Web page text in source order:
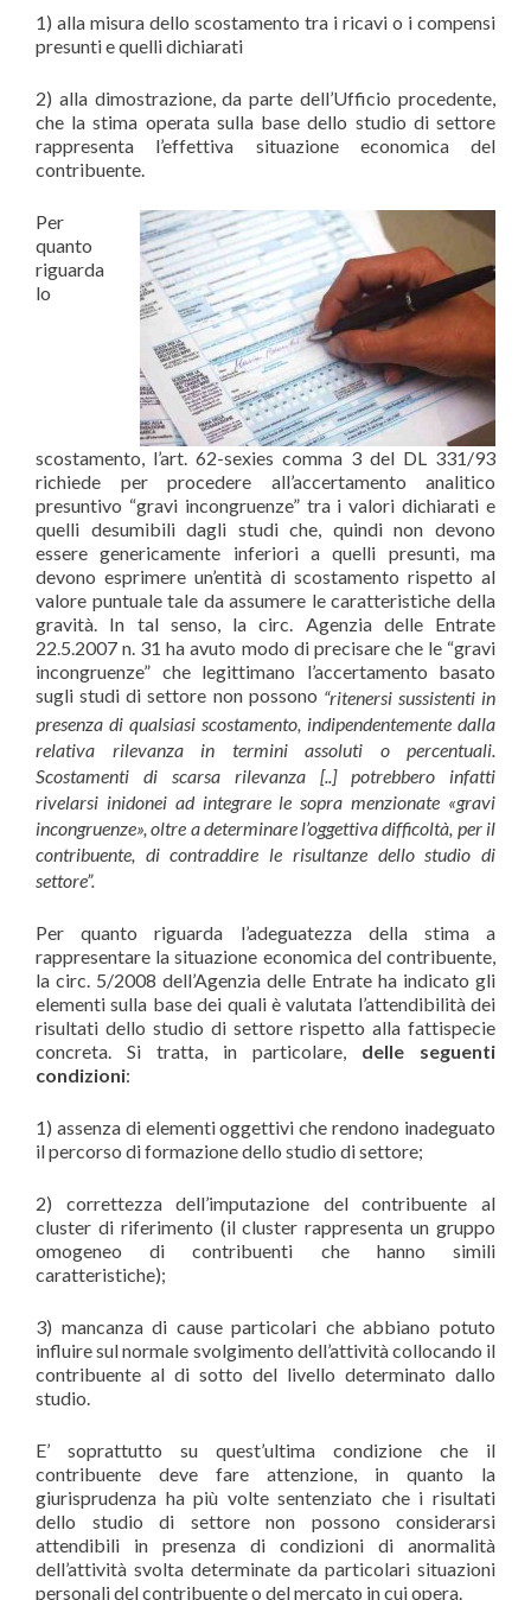
1) alla misura dello scostamento tra i ricavi o i compensi
presunti e quelli dichiarati
2) alla dimostrazione, da parte dell’Ufficio procedente,
che la stima operata sulla base dello studio di settore
rappresenta l’effettiva situazione economica del
contribuente.
Per
quanto
riguarda
lo
scostamento, l’art. 62-sexies comma 3 del DL 331/93
richiede per procedere all’accertamento analitico
presuntivo “gravi incongruenze” tra i valori dichiarati e
quelli desumibili dagli studi che, quindi non devono
essere genericamente inferiori a quelli presunti, ma
devono esprimere un’entità di scostamento rispetto al
valore puntuale tale da assumere le caratteristiche della
gravità. In tal senso, la circ. Agenzia delle Entrate
22.5.2007 n. 31 ha avuto modo di precisare che le “gravi
incongruenze” che legittimano l’accertamento basato
sugli studi di settore non possono “ritenersi sussistenti in
presenza di qualsiasi scostamento, indipendentemente dalla
relativa rilevanza in termini assoluti o percentuali.
Scostamenti di scarsa rilevanza [..] potrebbero infatti
rivelarsi inidonei ad integrare le sopra menzionate «gravi
incongruenze», oltre a determinare l’oggettiva difficoltà, per il
contribuente, di contraddire le risultanze dello studio di
settore”.
Per quanto riguarda l’adeguatezza della stima a
rappresentare la situazione economica del contribuente,
la circ. 5/2008 dell’Agenzia delle Entrate ha indicato gli
elementi sulla base dei quali è valutata l’attendibilità dei
risultati dello studio di settore rispetto alla fattispecie
concreta. Si tratta, in particolare, delle seguenti
condizioni:
1) assenza di elementi oggettivi che rendono inadeguato
il percorso di formazione dello studio di settore;
2) correttezza dell’imputazione del contribuente al
cluster di riferimento (il cluster rappresenta un gruppo
omogeneo di contribuenti che hanno simili
caratteristiche);
3) mancanza di cause particolari che abbiano potuto
influire sul normale svolgimento dell’attività collocando il
contribuente al di sotto del livello determinato dallo
studio.
E’ soprattutto su quest’ultima condizione che il
contribuente deve fare attenzione, in quanto la
giurisprudenza ha più volte sentenziato che i risultati
dello studio di settore non possono considerarsi
attendibili in presenza di condizioni di anormalità
dell’attività svolta determinate da particolari situazioni
personali del contribuente o del mercato in cui opera.